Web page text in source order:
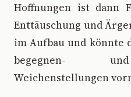
Hoffnungen ist dann
Enttäuschung und
im Aufbau und könnte
begegnen-
Weichenstellungen